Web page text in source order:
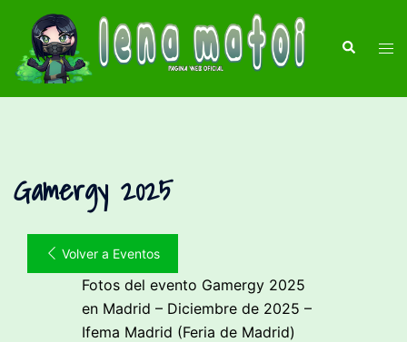
contenido
Buscar
Gamergy 2025
Volver a Eventos
Fotos del evento Gamergy 2025
en Madrid – Diciembre de 2025 –
Ifema Madrid (Feria de Madrid)